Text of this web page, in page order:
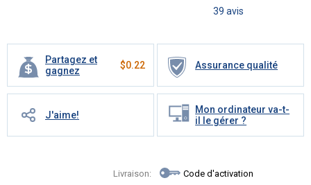
Partagez et
gagnez
$0.22 Assurance qualité
J'aime!
Mon ordinateur va-t-
il le gérer ?
Livraison: Code d'activation
39 avis